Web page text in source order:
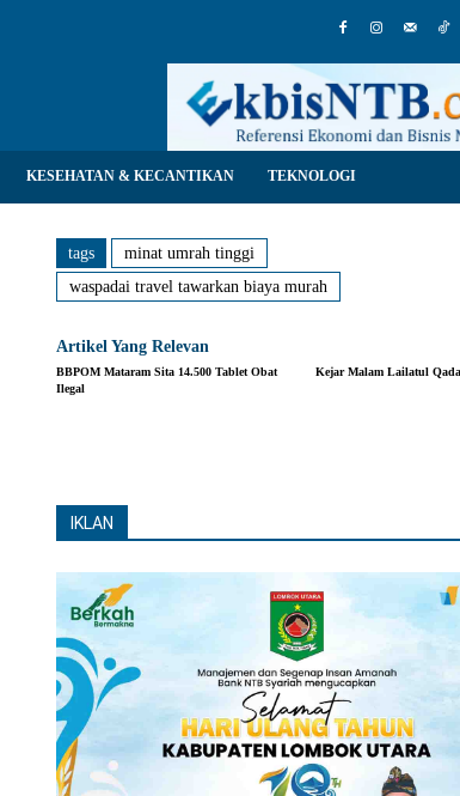
KESEHATAN & KECANTIKAN TEKNOLOGI
tags
minat umrah tinggi
waspadai travel tawarkan biaya murah
Artikel Yang Relevan
BBPOM Mataram Sita 14.500 Tablet Obat
Ilegal
Kejar Malam Lailatul
IKLAN